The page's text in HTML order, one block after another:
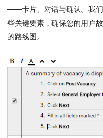
——卡片、对话与确认。我们
些关键要素，确保您的用户
的路线图。